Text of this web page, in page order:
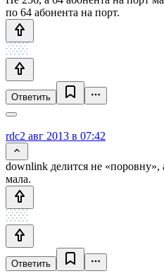
по 64 абонента на порт.
Ответить
rdc2 авг 2013 в 07:42
downlink делится не «поровну»,
мала.
Ответить